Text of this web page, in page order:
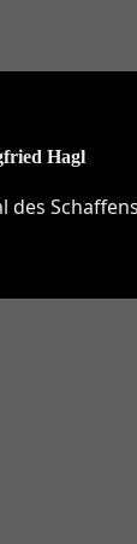
Hagl
des